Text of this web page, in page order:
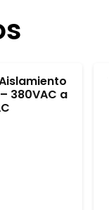
380VAC a